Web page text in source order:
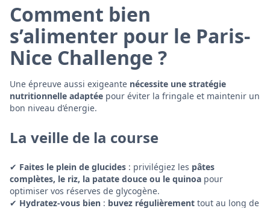
Comment bien
s’alimenter pour le Paris-
Nice Challenge ?
Une épreuve aussi exigeante nécessite une stratégie
nutritionnelle adaptée pour éviter la fringale et maintenir un
bon niveau d’énergie.
La veille de la course
✔ Faites le plein de glucides : privilégiez les pâtes
complètes, le riz, la patate douce ou le quinoa pour
optimiser vos réserves de glycogène.
✔ Hydratez-vous bien : buvez régulièrement tout au long de